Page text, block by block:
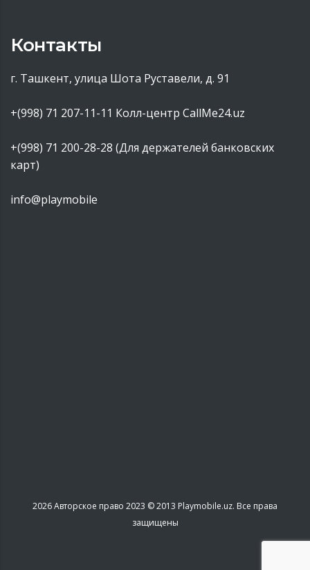
Контакты
г. Ташкент, улица Шота Руставели, д. 91
+(998) 71 207-11-11 Колл-центр CallMe24.uz
+(998) 71 200-28-28 (Для держателей банковских
карт)
info@playmobile
2026Авторское право 2023 © 2013 Playmobile.uz. Все права
защищены